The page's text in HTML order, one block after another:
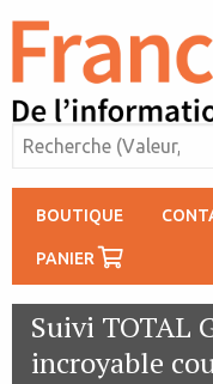
BOUTIQUE
PANIER
Suivi TOTAL
incroyable